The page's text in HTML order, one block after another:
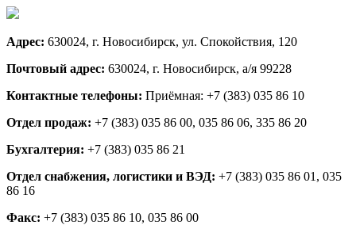
Адрес: 630024, г. Новосибирск, ул. Спокойствия, 120
Почтовый адрес: 630024, г. Новосибирск, а/я 99228
Контактные телефоны: Приёмная: +7 (383) 035 86 10
Отдел продаж: +7 (383) 035 86 00, 035 86 06, 335 86 20
Бухгалтерия: +7 (383) 035 86 21
Отдел снабжения, логистики и ВЭД: +7 (383) 035 86 01, 035
86 16
Факс: +7 (383) 035 86 10, 035 86 00